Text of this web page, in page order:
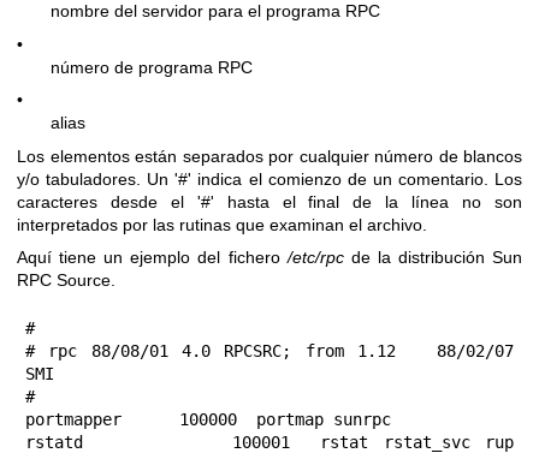
nombre del servidor para el programa RPC
•
número de programa RPC
•
alias
Los elementos están separados por cualquier número de blancos
y/o tabuladores. Un '#' indica el comienzo de un comentario. Los
caracteres desde el '#' hasta el final de la línea no son
interpretados por las rutinas que examinan el archivo.
Aquí tiene un ejemplo del fichero/etc/rpcde la distribución Sun
RPC Source.
#
# rpc 88/08/01 4.0 RPCSRC; from 1.12   88/02/07
SMI
#
portmapper      100000  portmap sunrpc
rstatd          100001  rstat rstat_svc rup